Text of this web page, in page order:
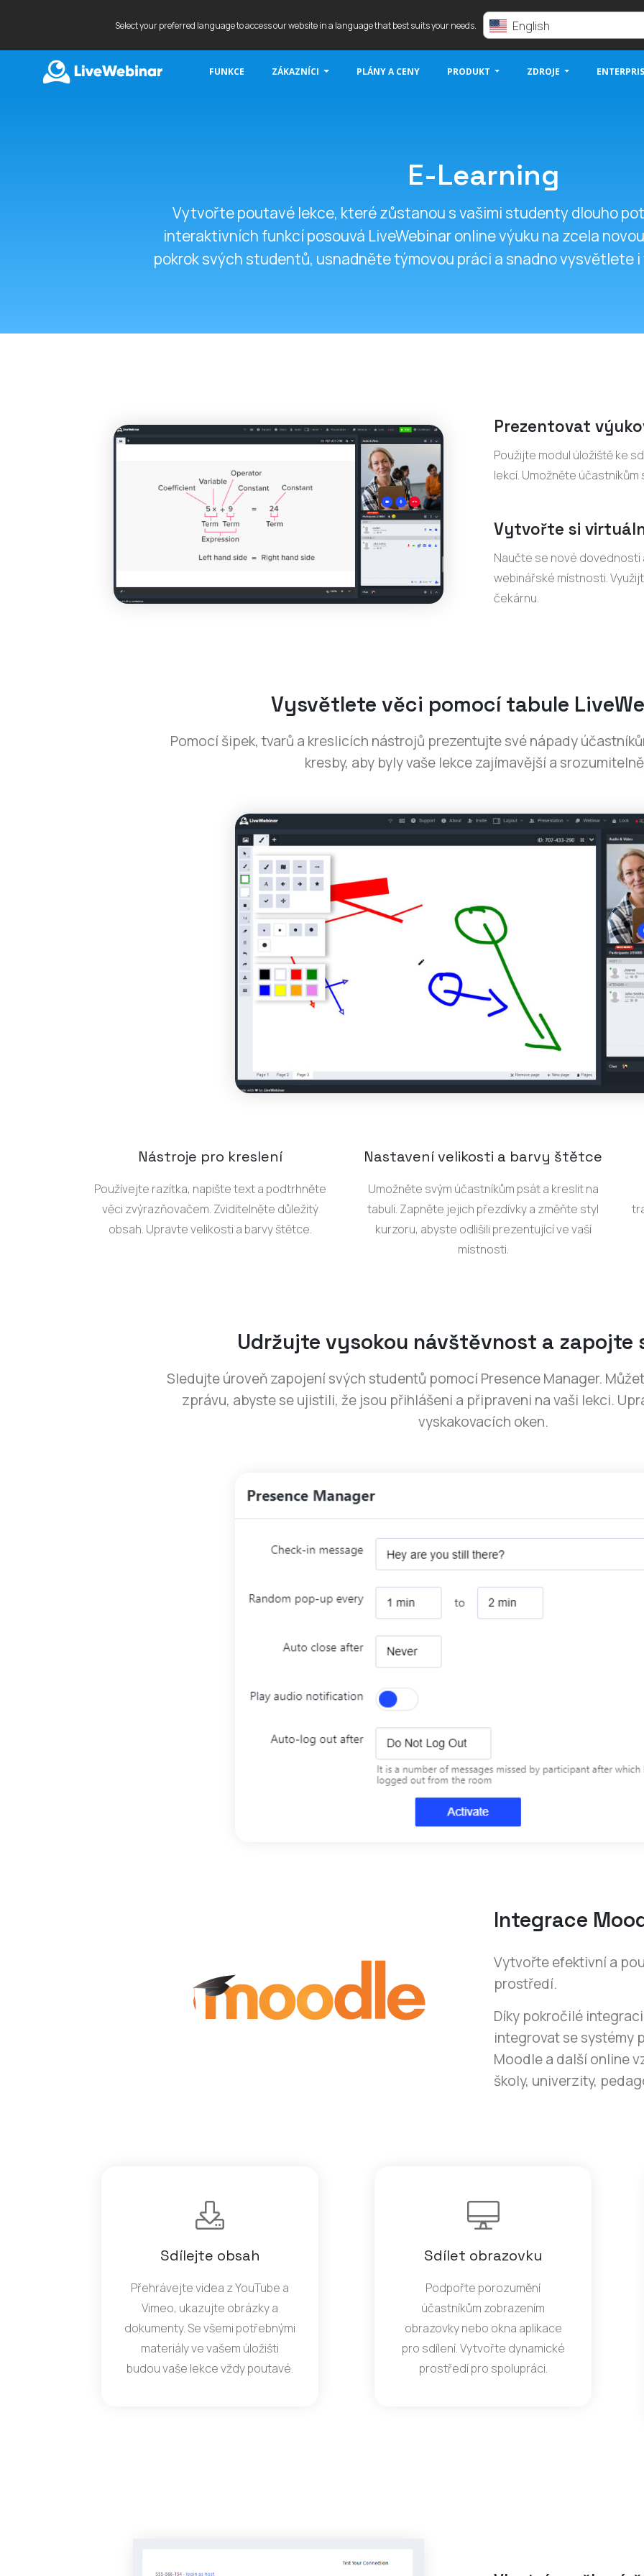
Select your preferred language to access our website in a language that best suits your needs. English
FUNKCE ZÁKAZNÍCI PLÁNY A CENY PRODUKT ZDROJE
E-Learning
Vytvořte poutavé lekce, které zůstanou s vašimi studenty dlouho
interaktivních funkcí posouvá LiveWebinar online výuku na zcela
pokrok svých studentů, usnadněte týmovou práci a snadno vysvětlete
Prezentovat
Použijte modul úložiště ke
lekcí. Umožněte
Vytvořte si
Naučte se nové
webinářské místnosti.
čekárnu.
Vysvětlete věci pomocí tabule
Pomocí šipek, tvarů a kreslicích nástrojů prezentujte své nápady
kresby, aby byly vaše lekce zajímavější a
Nástroje pro kreslení
Používejte razítka, napište text a podtrhněte
věci zvýrazňovačem. Zviditelněte důležitý
obsah. Upravte velikosti a barvy štětce.
Nastavení velikosti a barvy štětce
Umožněte svým účastníkům psát a kreslit na
tabuli. Zapněte jejich přezdívky a změňte styl
kurzoru, abyste odlišili prezentující ve vaší
místnosti.
Udržujte vysokou návštěvnost a
Sledujte úroveň zapojení svých studentů pomocí Presence Manager.
zprávu, abyste se ujistili, že jsou přihlášeni a připraveni na vaši lekci.
vyskakovacích oken.
Integrace
Vytvořte efektivní a
prostředí.
Díky pokročilé
integrovat se systémy
Moodle a další online
školy, univerzity,
Sdílejte obsah
Přehrávejte videa z YouTube a
Vimeo, ukazujte obrázky a
dokumenty. Se všemi potřebnými
materiály ve vašem úložišti
budou vaše lekce vždy poutavé.
Sdílet obrazovku
Podpořte porozumění
účastníkům zobrazením
obrazovky nebo okna aplikace
pro sdílení. Vytvořte dynamické
prostředí pro spolupráci.